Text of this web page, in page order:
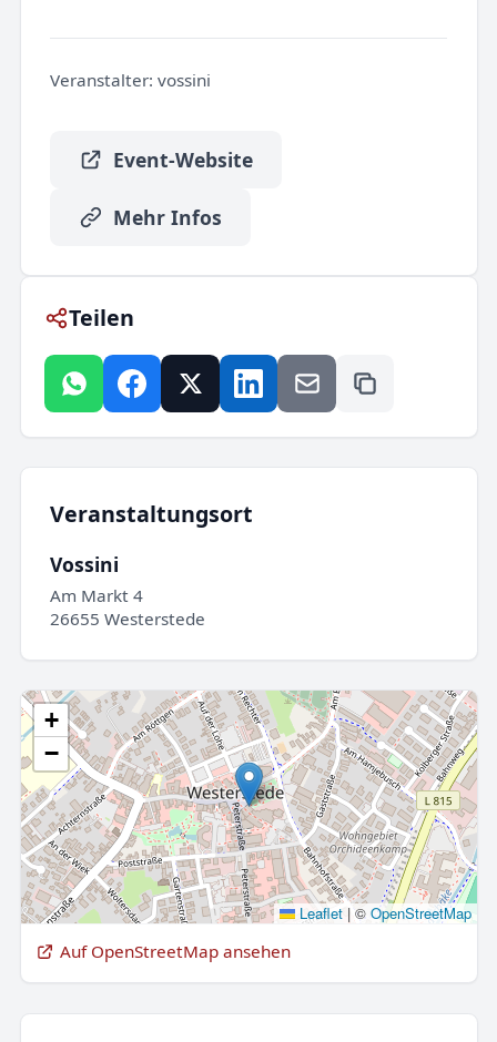
Veranstalter: vossini
Event-Website
Mehr Infos
Teilen
Veranstaltungsort
Vossini
Am Markt 4
26655 Westerstede
+
−
Leaflet |© OpenStreetMap
Auf OpenStreetMap ansehen